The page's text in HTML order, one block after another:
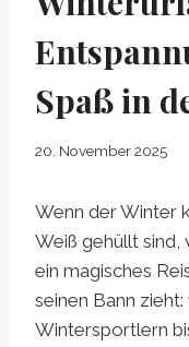
Spaß in
20. November 2025
Wenn der Winter
Weiß gehüllt sind,
ein magisches
seinen Bann
Wintersportlern